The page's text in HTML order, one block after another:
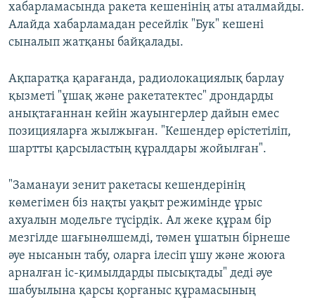
хабарламасында ракета кешенінің аты аталмайды.
Алайда хабарламадан ресейлік "Бук" кешені
сыналып жатқаны байқалады.
Ақпаратқа қарағанда, радиолокациялық барлау
қызметі "ұшақ және ракетатектес" дрондарды
анықтағаннан кейін жауынгерлер дайын емес
позицияларға жылжыған. "Кешендер өрістетіліп,
шартты қарсыластың құралдары жойылған".
"Заманауи зенит ракетасы кешендерінің
көмегімен біз нақты уақыт режимінде ұрыс
ахуалын модельге түсірдік. Ал жеке құрам бір
мезгілде шағынөлшемді, төмен ұшатын бірнеше
әуе нысанын табу, оларға ілесіп ұшу және жоюға
арналған іс-қимылдарды пысықтады" деді әуе
шабуылына қарсы қорғаныс құрамасының